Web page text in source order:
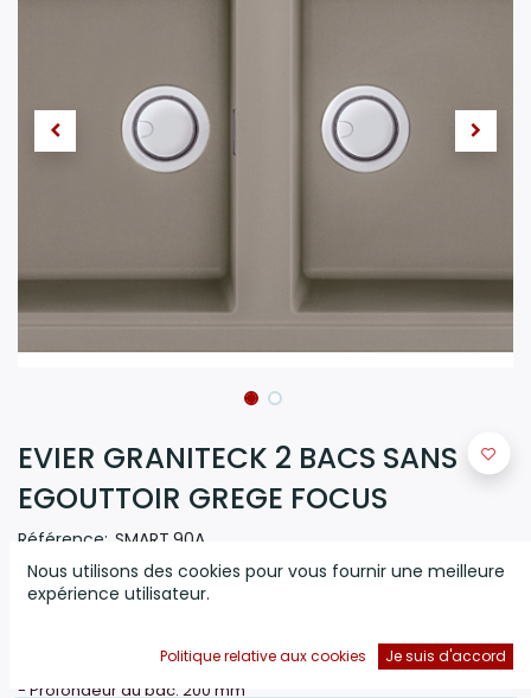
EVIER GRANITECK 2 BACS SANS
EGOUTTOIR GREGE FOCUS
Référence: SMART.90A
(0 avis)
860 x 510 mm
840 x 480 mm-Bases:900 mm
- Profondeur du bac: 200 mm
Nous utilisons des cookies pour vous fournir une meilleure
expérience utilisateur.
Politique relative aux cookies Je suis d'accord